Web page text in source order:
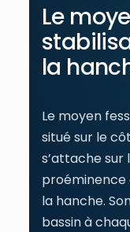
Le
la
Le moyen
situé sur le
s’attache
proéminence
la hanche.
bassin à